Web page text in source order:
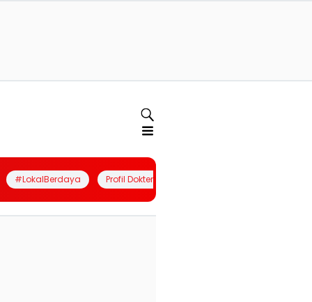
#LokalBerdaya Profil Dokter